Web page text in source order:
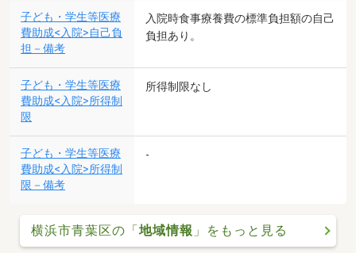
子ども・学生等医療
費助成<入院>自己負
担－備考
入院時食事療養費の標準負担額の自己
負担あり。
子ども・学生等医療
費助成<入院>所得制
限
所得制限なし
子ども・学生等医療
費助成<入院>所得制
限－備考
-
横浜市青葉区の「地域情報 」をもっと見る